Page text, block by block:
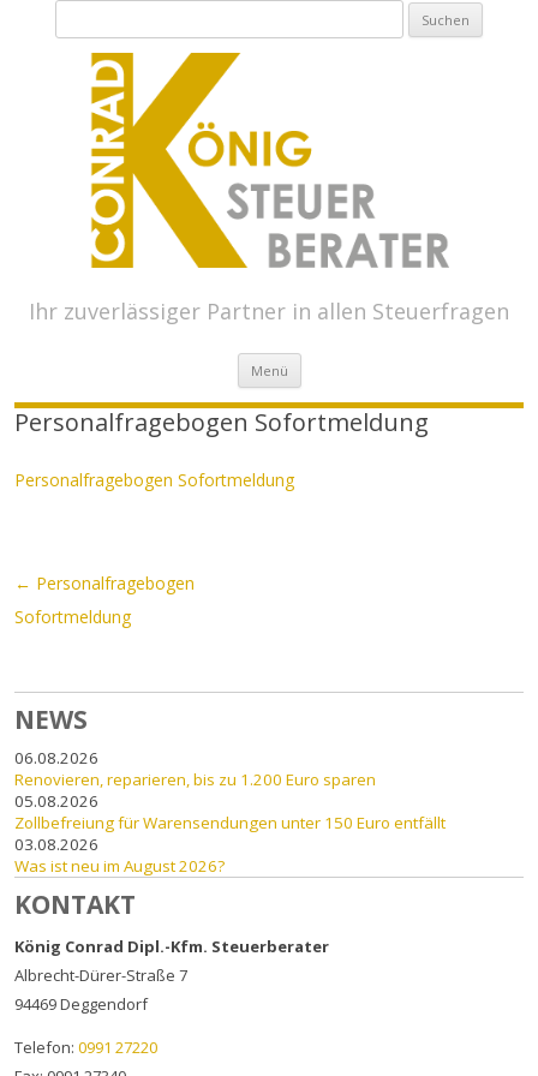
Ihr zuverlässiger Partner in allen Steuerfragen
Menü Springe zum Inhalt
Personalfragebogen Sofortmeldung
Personalfragebogen Sofortmeldung
Beitrags-Navigation
← Personalfragebogen
Sofortmeldung
NEWS
06.08.2026
Renovieren, reparieren, bis zu 1.200 Euro sparen
05.08.2026
Zollbefreiung für Warensendungen unter 150 Euro entfällt
03.08.2026
Was ist neu im August 2026?
KONTAKT
König Conrad Dipl.-Kfm. Steuerberater
Albrecht-Dürer-Straße 7
94469Deggendorf
Telefon: 0991 27220